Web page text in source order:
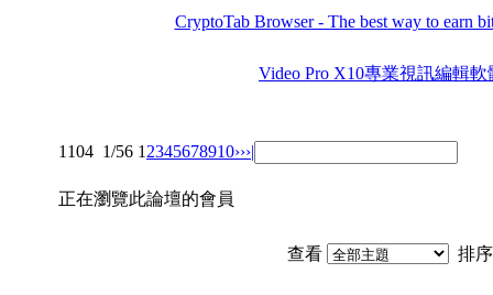
CryptoTab Browser - The best way to earn
Video Pro X10專業視訊編輯軟
1104 1/56 1 2345678910›››|
正在瀏覽此論壇的會員
查看 排